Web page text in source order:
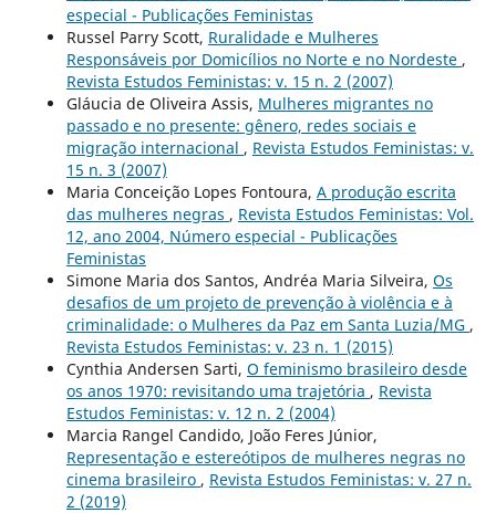
especial - Publicações Feministas
Russel Parry Scott, Ruralidade e Mulheres
Responsáveis por Domicílios no Norte e no Nordeste ,
Revista Estudos Feministas: v. 15 n. 2 (2007)
Gláucia de Oliveira Assis, Mulheres migrantes no
passado e no presente: gênero, redes sociais e
migração internacional , Revista Estudos Feministas: v.
15 n. 3 (2007)
Maria Conceição Lopes Fontoura, A produção escrita
das mulheres negras , Revista Estudos Feministas: Vol.
12, ano 2004, Número especial - Publicações
Feministas
Simone Maria dos Santos, Andréa Maria Silveira, Os
desafios de um projeto de prevenção à violência e à
criminalidade: o Mulheres da Paz em Santa Luzia/MG ,
Revista Estudos Feministas: v. 23 n. 1 (2015)
Cynthia Andersen Sarti, O feminismo brasileiro desde
os anos 1970: revisitando uma trajetória , Revista
Estudos Feministas: v. 12 n. 2 (2004)
Marcia Rangel Candido, João Feres Júnior,
Representação e estereótipos de mulheres negras no
cinema brasileiro , Revista Estudos Feministas: v. 27 n.
2 (2019)